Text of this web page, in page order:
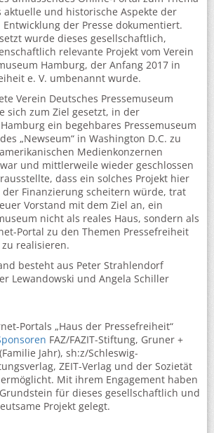
aktuelle und historische Aspekte der
der Presse dokumentiert.
wurde dieses gesellschaftlich,
relevante Projekt vom Verein
Hamburg, der Anfang 2017 in
e. V. umbenannt wurde.
Verein Deutsches Pressemuseum
sich zum Ziel gesetzt, in der
ein begehbares Pressemuseum
„Newseum“ in Washington D.C. zu
Medienkonzernen
und mittlerweile wieder geschlossen
dass ein solches Projekt hier
Finanzierung scheitern würde, trat
Vorstand mit dem Ziel an, ein
nicht als reales Haus, sondern als
Portal zu den Themen Pressefreiheit
realisieren.
besteht aus Peter Strahlendorf
Lewandowski und Angela Schiller
Portals „Haus der Pressefreiheit“
FAZ/FAZIT-Stiftung, Gruner +
Jahr), sh:z/Schleswig-
ZEIT-Verlag und der Sozietät
Mit ihrem Engagement haben
für dieses gesellschaftlich und
Projekt gelegt.